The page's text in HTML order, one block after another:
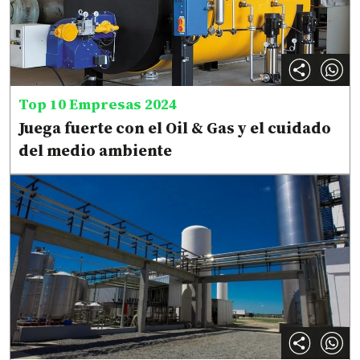
Top 10 Empresas 2024
Juega fuerte con el Oil & Gas y el cuidado
del medio ambiente